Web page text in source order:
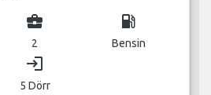
business_center
2
local_gas_station
Bensin
login
5 Dörr